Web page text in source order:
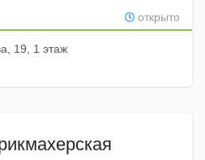
открыто
19, 1 этаж